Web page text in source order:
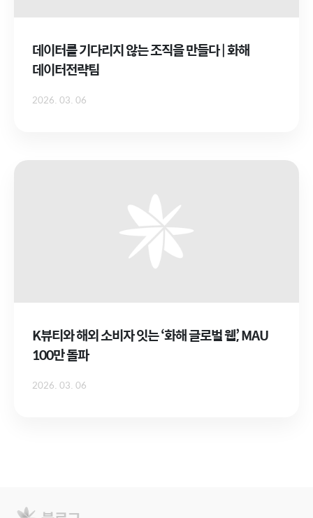
데이터를 기다리지 않는 조직을 만들다 | 화해
데이터전략팀
2026. 03. 06
K뷰티와 해외 소비자 잇는 ‘화해 글로벌 웹’, MAU
100만 돌파
2026. 03. 06